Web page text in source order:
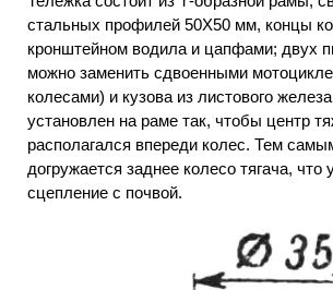
стальных профилей 50X50 мм, концы
кронштейном водила и цапфами; двух
можно заменить сдвоенными
колесами) и кузова из листового
установлен на раме так, чтобы центр
располагался впереди колес. Тем
догружается заднее колесо тягача, что
сцепление с почвой.